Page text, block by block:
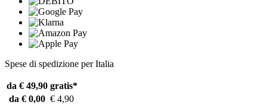
Spese di spedizione per Italia
da € 49,90 gratis*
da € 0,00 € 4,90